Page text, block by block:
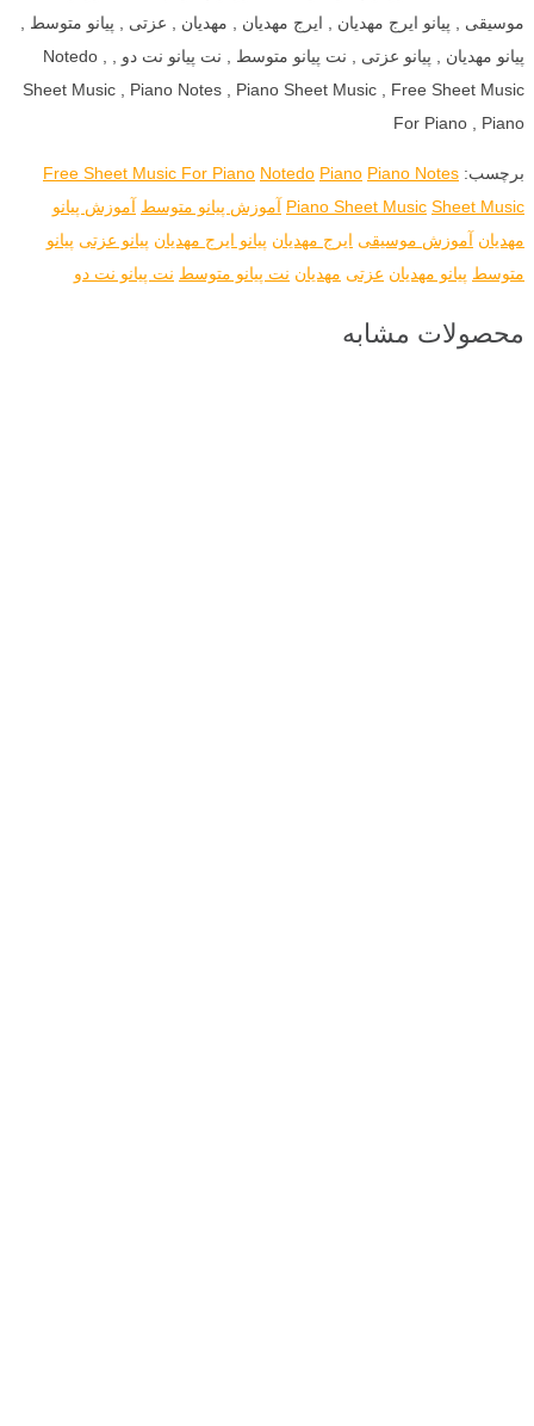
موسیقی , پیانو ایرج مهدیان , ایرج مهدیان , مهدیان , عزتی , پیانو متوسط ,
پیانو مهدیان , پیانو عزتی , نت پیانو متوسط , نت پیانو نت دو , Notedo ,
Sheet Music , Piano Notes , Piano Sheet Music , Free Sheet Music
For Piano , Piano
برچسب: Free Sheet Music For Piano Notedo Piano Piano Notes
Piano Sheet Music Sheet Music آموزش پیانو متوسط آموزش پیانو
مهدیان آموزش موسیقی ایرج مهدیان پیانو ایرج مهدیان پیانو عزتی پیانو
متوسط پیانو مهدیان عزتی مهدیان نت پیانو متوسط نت پیانو نت دو
محصولات مشابه